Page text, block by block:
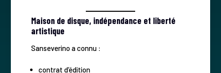
Maison de disque, indépendance et liberté
artistique
Sanseverino a connu :
contrat d’édition